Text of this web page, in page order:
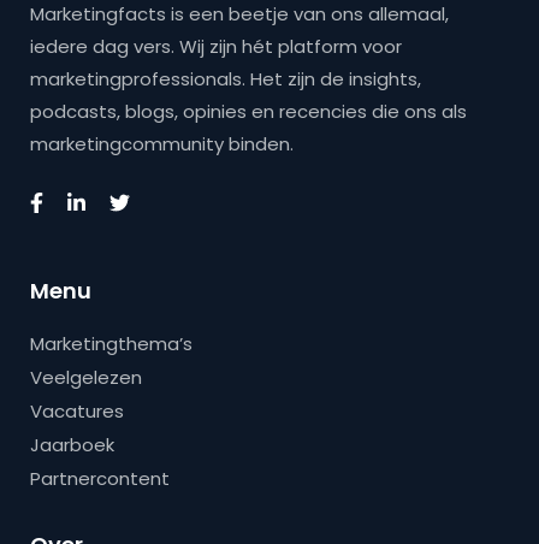
Marketingfacts is een beetje van ons allemaal,
iedere dag vers. Wij zijn hét platform voor
marketingprofessionals. Het zijn de insights,
podcasts, blogs, opinies en recencies die ons als
marketingcommunity binden.
Menu
Marketingthema’s
Veelgelezen
Vacatures
Jaarboek
Partnercontent